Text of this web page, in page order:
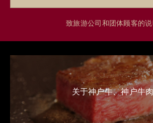
致旅游公司和团体顾客的说
关于神户牛、神户牛